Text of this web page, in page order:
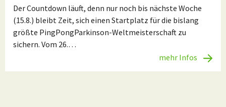
Der Countdown läuft, denn nur noch bis nächste Woche
(15.8.) bleibt Zeit, sich einen Startplatz für die bislang
größte PingPongParkinson-Weltmeisterschaft zu
sichern. Vom 26.…
mehr Infos